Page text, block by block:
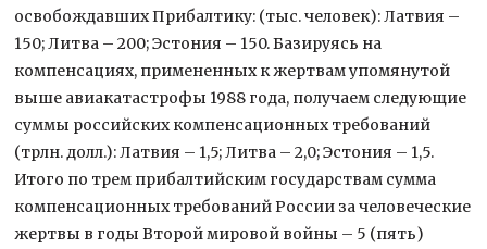
освобождавших Прибалтику: (тыс. человек): Латвия –
150; Литва – 200; Эстония – 150. Базируясь на
компенсациях, примененных к жертвам упомянутой
выше авиакатастрофы 1988 года, получаем следующие
суммы российских компенсационных требований
(трлн. долл.): Латвия – 1,5; Литва – 2,0; Эстония – 1,5.
Итого по трем прибалтийским государствам сумма
компенсационных требований России за человеческие
жертвы в годы Второй мировой войны – 5 (пять)